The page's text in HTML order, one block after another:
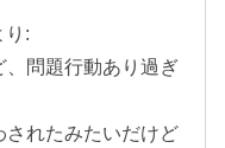
り:
、問題行動あり過ぎ
されたみたいだけど